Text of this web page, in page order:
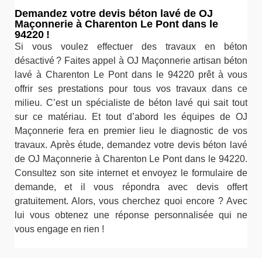
Demandez votre devis béton lavé de OJ
Maçonnerie à Charenton Le Pont dans le
94220 !
Si vous voulez effectuer des travaux en béton
désactivé ? Faites appel à OJ Maçonnerie artisan béton
lavé à Charenton Le Pont dans le 94220 prêt à vous
offrir ses prestations pour tous vos travaux dans ce
milieu. C’est un spécialiste de béton lavé qui sait tout
sur ce matériau. Et tout d’abord les équipes de OJ
Maçonnerie fera en premier lieu le diagnostic de vos
travaux. Après étude, demandez votre devis béton lavé
de OJ Maçonnerie à Charenton Le Pont dans le 94220.
Consultez son site internet et envoyez le formulaire de
demande, et il vous répondra avec devis offert
gratuitement. Alors, vous cherchez quoi encore ? Avec
lui vous obtenez une réponse personnalisée qui ne
vous engage en rien !